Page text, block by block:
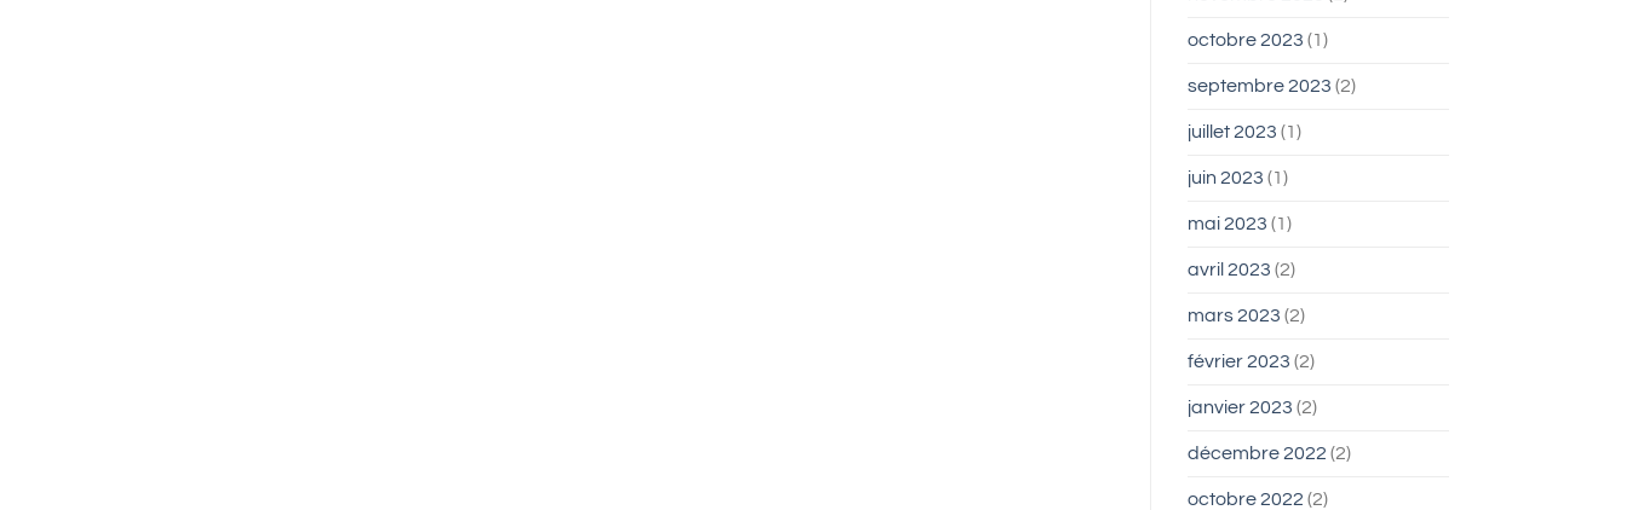
octobre 2023 (1)
septembre 2023 (2)
juillet 2023 (1)
juin 2023 (1)
mai 2023 (1)
avril 2023 (2)
mars 2023 (2)
février 2023 (2)
janvier 2023 (2)
décembre 2022 (2)
octobre 2022 (2)